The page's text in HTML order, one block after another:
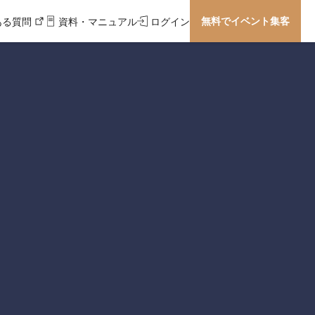
質問 資料・マニュアル ログイン 無料でイベント集客